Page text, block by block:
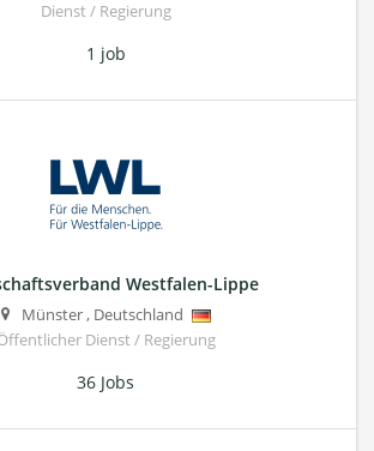
Dienst / Regierung
1 job
Westfalen-Lippe
Münster, Deutschland
Dienst / Regierung
36 Jobs